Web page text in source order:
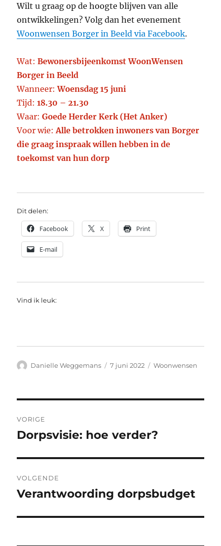
Wilt u graag op de hoogte blijven van alle
ontwikkelingen? Volg dan het evenement
Woonwensen Borger in Beeld via Facebook.
Wat:Bewonersbijeenkomst WoonWensen
Borger in Beeld
Wanneer:Woensdag 15 juni
Tijd:18.30 – 21.30
Waar:Goede Herder Kerk (Het Anker)
Voor wie:Alle betrokken inwoners van Borger
die graag inspraak willen hebben in de
toekomst van hun dorp
Dit delen:
Facebook X Print
E-mail
Vind ik leuk:
Auteur
Danielle Weggemans
Geplaatst
7 juni 2022 Categorieën
Woonwensen
navigatie
VORIGE
Vorig
Dorpsvisie: hoe verder?
VOLGENDE
Volgend
Verantwoording dorpsbudget